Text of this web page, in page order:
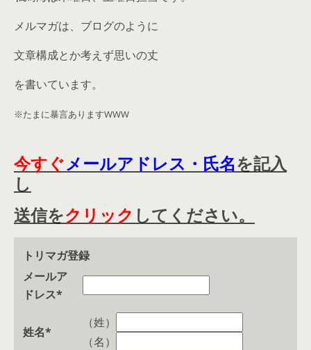
メルマガは、ブログのように
文章構成とか考えず思いの丈
を書いています。
※たまに暴言ありますWWW
今すぐメールアドレス・氏名を記入
し
送信をクリック してください。
トリマガ登録
メールア
ドレス*
姓名*
（姓）
（名）